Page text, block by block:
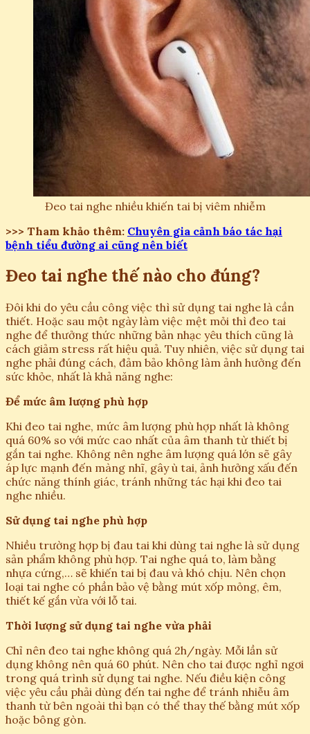
Đeo tai nghe nhiều khiến tai bị viêm nhiễm
>>> Tham khảo thêm: Chuyên gia cảnh báo tác hại
bệnh tiểu đường ai cũng nên biết
Đeo tai nghe thế nào cho đúng?
Đôi khi do yêu cầu công việc thì sử dụng tai nghe là cần
thiết. Hoặc sau một ngày làm việc mệt mỏi thì đeo tai
nghe để thưởng thức những bản nhạc yêu thích cũng là
cách giảm stress rất hiệu quả. Tuy nhiên, việc sử dụng tai
nghe phải đúng cách, đảm bảo không làm ảnh hưởng đến
sức khỏe, nhất là khả năng nghe:
Để mức âm lượng phù hợp
Khi đeo tai nghe, mức âm lượng phù hợp nhất là không
quá 60% so với mức cao nhất của âm thanh từ thiết bị
gắn tai nghe. Không nên nghe âm lượng quá lớn sẽ gây
áp lực mạnh đến màng nhĩ, gây ù tai, ảnh hưởng xấu đến
chức năng thính giác, tránh những tác hại khi đeo tai
nghe nhiều.
Sử dụng tai nghe phù hợp
Nhiều trường hợp bị đau tai khi dùng tai nghe là sử dụng
sản phẩm không phù hợp. Tai nghe quá to, làm bằng
nhựa cứng,… sẽ khiến tai bị đau và khó chịu. Nên chọn
loại tai nghe có phần bảo vệ bằng mút xốp mỏng, êm,
thiết kế gắn vừa với lỗ tai.
Thời lượng sử dụng tai nghe vừa phải
Chỉ nên đeo tai nghe không quá 2h/ngày. Mỗi lần sử
dụng không nên quá 60 phút. Nên cho tai được nghỉ ngơi
trong quá trình sử dụng tai nghe. Nếu điều kiện công
việc yêu cầu phải dùng đến tai nghe để tránh nhiễu âm
thanh từ bên ngoài thì bạn có thể thay thế bằng mút xốp
hoặc bông gòn.